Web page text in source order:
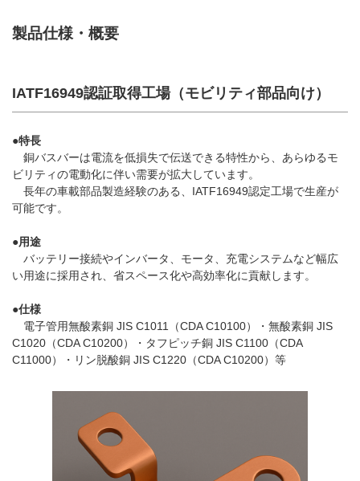
製品仕様・概要
IATF16949認証取得工場（モビリティ部品向け）
●特長
銅バスバーは電流を低損失で伝送できる特性から、あらゆるモ
ビリティの電動化に伴い需要が拡大しています。
長年の車載部品製造経験のある、IATF16949認定工場で生産が
可能です。
●用途
バッテリー接続やインバータ、モータ、充電システムなど幅広
い用途に採用され、省スペース化や高効率化に貢献します。
●仕様
電子管用無酸素銅 JIS C1011（CDA C10100）・無酸素銅 JIS
C1020（CDA C10200）・タフピッチ銅 JIS C1100（CDA
C11000）・リン脱酸銅 JIS C1220（CDA C10200）等